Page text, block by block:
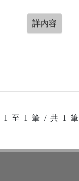
1 至 1 筆 / 共 1 筆